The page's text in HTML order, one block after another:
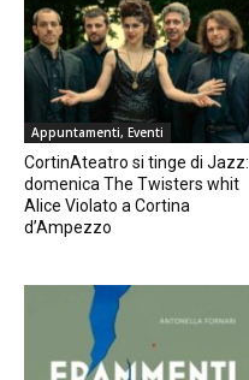
Appuntamenti, Eventi
CortinAteatro si tinge di Jazz:
domenica The Twisters whit
Alice Violato a Cortina
d’Ampezzo